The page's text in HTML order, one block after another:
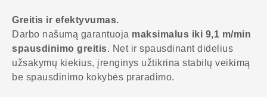
Greitis ir efektyvumas.
Darbo našumą garantuoja maksimalus iki 9,1 m/min
spausdinimo greitis. Net ir spausdinant didelius
užsakymų kiekius, įrenginys užtikrina stabilų veikimą
be spausdinimo kokybės praradimo.